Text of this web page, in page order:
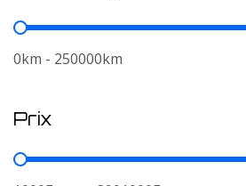
Kilometrage
0km - 250000km
Prix
Prix